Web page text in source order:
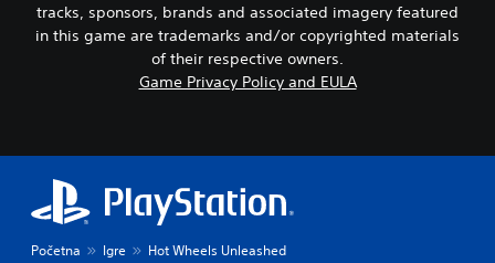
tracks, sponsors, brands and associated imagery featured
in this game are trademarks and/or copyrighted materials
of their respective owners.
Game Privacy Policy and EULA
Početna Igre Hot Wheels Unleashed